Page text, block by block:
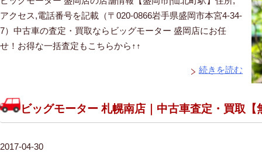
アクセス,電話番号を記載（〒020-0866岩手県盛岡市本宮4-34-
7）中古車の査定・買取ならビッグモーター 盛岡店にお任
せ！お得な一括査定もこちらから↑↑
続きを読む
ビッグモーター 札幌南店｜中古車査定・買取【
2017-04-30